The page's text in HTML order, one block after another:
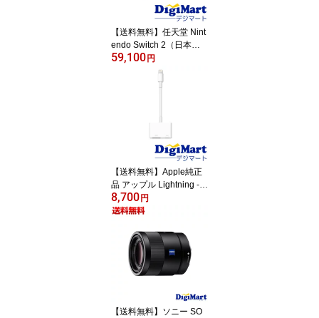
【送料無料】任天堂 Nint
endo Switch 2（日本
語・国内専用）[BEE-S-K
B6CA]【新品・国内正規
品】【返品不可商品】ニ
59,100 円
【送料無料】Apple純正
品 アップル Lightning - D
igital AVアダプタ MW2P
3AM/A 【新品・メール
8,700 円
【送料無料】ソニー SO